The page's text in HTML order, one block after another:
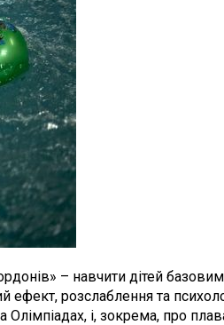
– навчити дітей
розслаблення та
Олімпіадах, і, зокрема, про